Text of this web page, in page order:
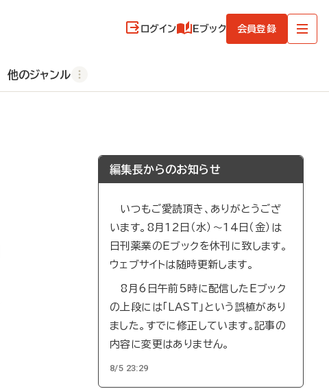
ログイン Eブック 会員登録
他のジャンル
編集長からのお知らせ
いつもご愛読頂き、ありがとうござ
います。8月12日（水）～14日（金）は
日刊薬業のEブックを休刊に致します。
ウェブサイトは随時更新します。
8月6日午前5時に配信したEブック
の上段には「LAST」という誤植があり
ました。すでに修正しています。記事の
内容に変更はありません。
8/5 23:29